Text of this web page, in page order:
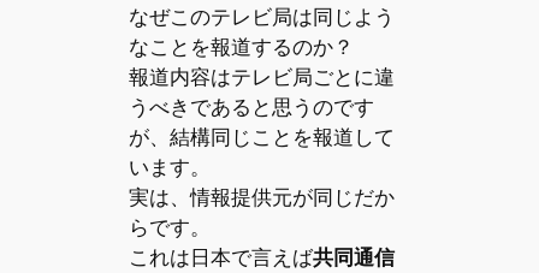
なぜこのテレビ局は同じよう
なことを報道するのか？
報道内容はテレビ局ごとに違
うべきであると思うのです
が、結構同じことを報道して
います。
実は、情報提供元が同じだか
らです。
これは日本で言えば共同通信